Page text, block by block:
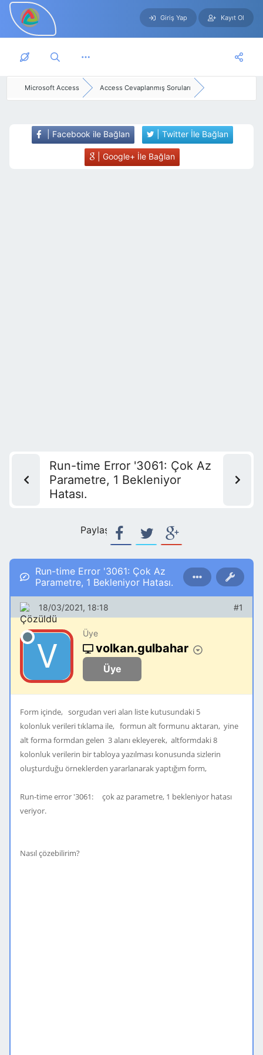
Skip to main content
Giriş Yap Kayıt Ol
Microsoft Access Access Cevaplanmış Soruları
| Facebook ile Bağlan | Twitter İle Bağlan
| Google+ İle Bağlan
Run-time Error '3061: Çok Az
Parametre, 1 Bekleniyor
Hatası.
Paylaş:
Run-time Error '3061: Çok Az
Parametre, 1 Bekleniyor Hatası.
18/03/2021, 18:18 #1
Üye
volkan.gulbahar
Üye
Form içinde, sorgudan veri alan liste kutusundaki 5
kolonluk verileri tıklama ile, formun alt formunu aktaran, yine
alt forma formdan gelen 3 alanı ekleyerek, altformdaki 8
kolonluk verilerin bir tabloya yazılması konusunda sizlerin
oluşturduğu örneklerden yararlanarak yaptığım form,
Run-time error '3061: çok az parametre, 1 bekleniyor hatası
veriyor.
Nasıl çözebilirim?